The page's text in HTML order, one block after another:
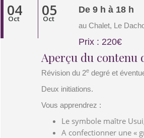
04
Oct 05
Oct
De 9 h à 18 h
au Chalet, Le
Prix : 220€
Aperçu du contenu
Révision du 2e degré et
Deux initiations.
Vous apprendrez :
Le symbole maître
A confectionner une «